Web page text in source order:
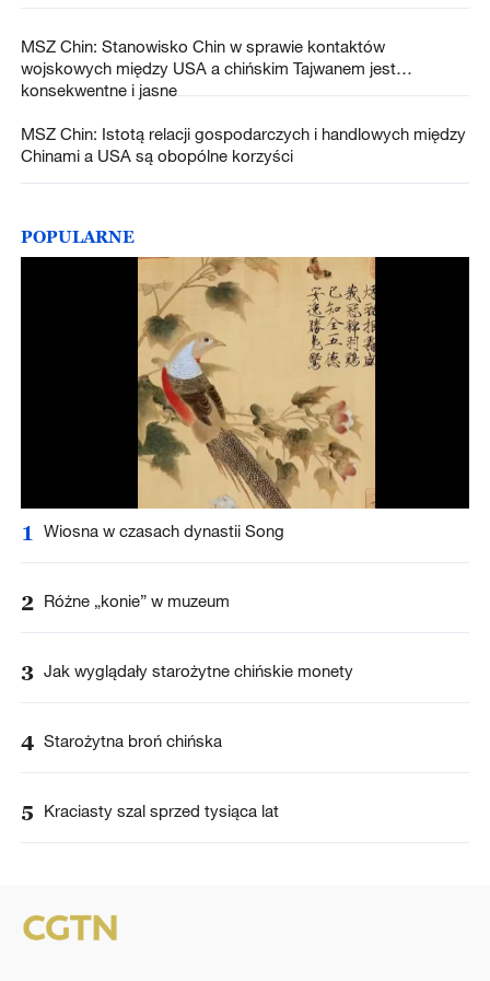
MSZ Chin: Stanowisko Chin w sprawie kontaktów
wojskowych między USA a chińskim Tajwanem jest
konsekwentne i jasne
MSZ Chin: Istotą relacji gospodarczych i handlowych między
Chinami a USA są obopólne korzyści
POPULARNE
1 Wiosna w czasach dynastii Song
2 Różne „konie” w muzeum
3 Jak wyglądały starożytne chińskie monety
4 Starożytna broń chińska
5 Kraciasty szal sprzed tysiąca lat